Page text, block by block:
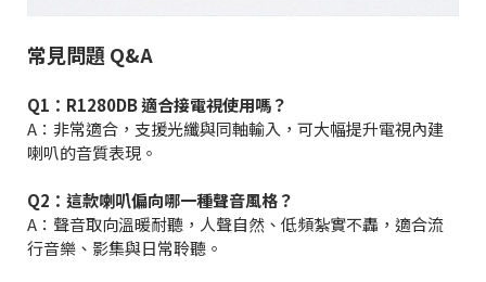
常見問題 Q&A
Q1：R1280DB 適合接電視使用嗎？
A：非常適合，支援光纖與同軸輸入，可大幅提升電視內建
喇叭的音質表現。
Q2：這款喇叭偏向哪一種聲音風格？
A：聲音取向溫暖耐聽，人聲自然、低頻紮實不轟，適合流
行音樂、影集與日常聆聽。